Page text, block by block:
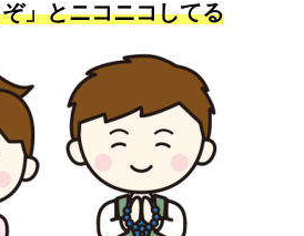
」とニコニコしてる